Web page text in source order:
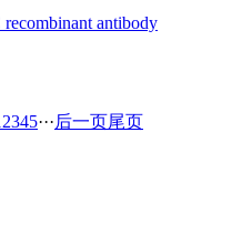
2345···后一页尾页